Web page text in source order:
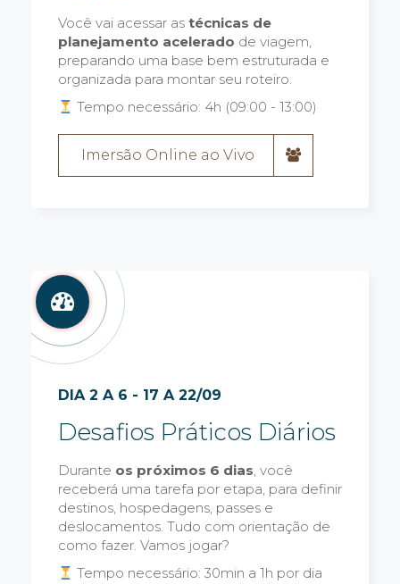
Você vai acessar as técnicas de
planejamento acelerado de viagem,
preparando uma base bem estruturada e
organizada para montar seu roteiro.
Tempo necessário: 4h (09:00 - 13:00)
Imersão Online ao Vivo
DIA 2 A 6 - 17 A 22/09
Desafios Práticos Diários
Durante os próximos 6 dias, você
receberá uma tarefa por etapa, para definir
destinos, hospedagens, passes e
deslocamentos. Tudo com orientação de
como fazer. Vamos jogar?
Tempo necessário: 30min a 1h por dia